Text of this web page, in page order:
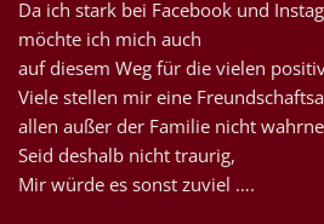
Da ich stark bei Facebook und
möchte ich mich auch
auf diesem Weg für die vielen
Viele stellen mir eine
allen außer der Familie nicht
Seid deshalb nicht traurig,
Mir würde es sonst zuviel ….